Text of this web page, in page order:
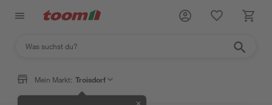
Mein Markt: Troisdorf